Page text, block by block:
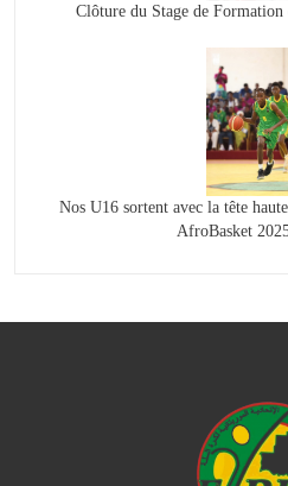
Clôture du Stage de
Nos U16 sortent avec la tête
AfroBasket